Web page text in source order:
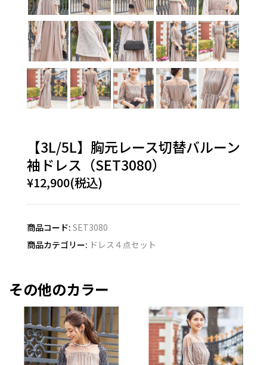
【3L/5L】胸元レース切替バルーン
袖ドレス（SET3080）
¥12,900(税込)
商品コード: SET3080
商品カテゴリー: ドレス４点セット
その他のカラー